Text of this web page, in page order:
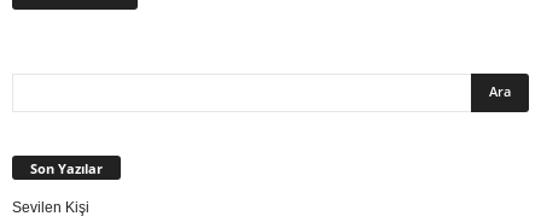
Son Yazılar
Sevilen Kişi